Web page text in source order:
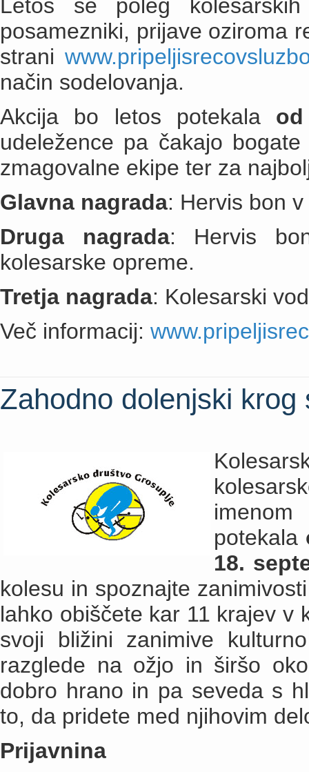
Letos se poleg
posamezniki, prijave oziroma
strani
način sodelovanja.
Akcija bo letos potekala
udeležence pa čakajo
zmagovalne ekipe ter za
Glavna nagrada: Hervis bon
Druga nagrada: Hervis
kolesarske opreme.
Tretja nagrada: Kolesarski
Več informacij:
Zahodno dolenjski krog
potekala
18.
kolesu in spoznajte
lahko obiščete kar 11 krajev v
svoji bližini zanimive
razglede na ožjo in širšo
dobro hrano in pa seveda s
to, da pridete med njihovim
Prijavnina